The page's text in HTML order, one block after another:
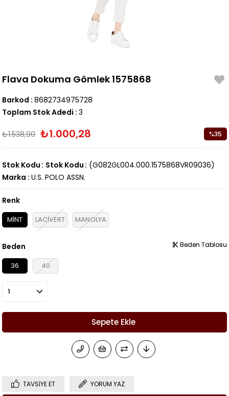
Flava Dokuma Gömlek 1575868
Barkod : 8682734975728
Toplam Stok Adedi : 3
₺1.538,90 ₺1.000,28 %35
(G082GL004.000.1575868VR09036)
Stok Kodu Stok Kodu
Marka : U.S. POLO ASSN.
Renk
MİNT LACİVERT MANOLYA
Beden
36 40
Beden Tablosu
Beden Tablosu
TAVSIYE ET YORUM YAZ